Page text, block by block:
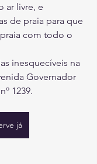
ar livre, e
de praia para que
com todo o
inesquecíveis na
Governador
1239.
já